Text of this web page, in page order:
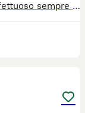
Gattino dolcissimo tenerissimo molto affettuoso sempre in cerca di coccole adatto anche per la pet terapy... Ha 3 mesi disponibile da subito.... Verrà ceduto con doppia vaccinazione, sverminazione e libretto sanitario... Genitori con pedegree da riproduzione sani e visibili... Solo persone serie e che amano i gatti... ❤️